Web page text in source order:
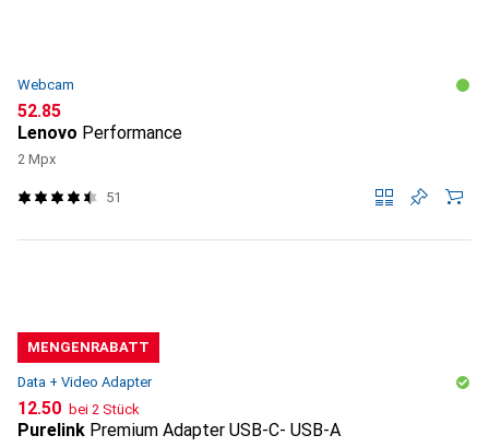
Webcam
CHF
52.85
Lenovo Performance
2 Mpx
51
MENGENRABATT
Data + Video Adapter
CHF
12.50 bei 2 Stück
Purelink Premium Adapter USB-C- USB-A